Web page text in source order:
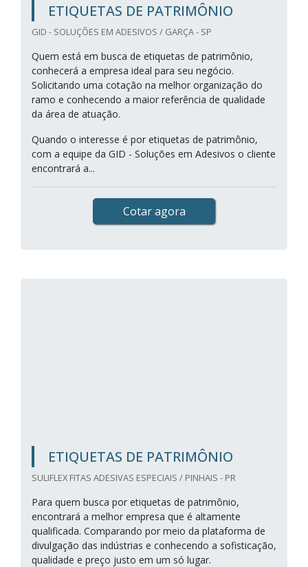
ETIQUETAS DE PATRIMÔNIO
GID - SOLUÇÕES EM ADESIVOS / GARÇA - SP
Quem está em busca de etiquetas de patrimônio,
conhecerá a empresa ideal para seu negócio.
Solicitando uma cotação na melhor organização do
ramo e conhecendo a maior referência de qualidade
da área de atuação.
Quando o interesse é por etiquetas de patrimônio,
com a equipe da GID - Soluções em Adesivos o cliente
encontrará a...
Cotar agora
ETIQUETAS DE PATRIMÔNIO
SULIFLEX FITAS ADESIVAS ESPECIAIS / PINHAIS - PR
Para quem busca por etiquetas de patrimônio,
encontrará a melhor empresa que é altamente
qualificada. Comparando por meio da plataforma de
divulgação das indústrias e conhecendo a sofisticação,
qualidade e preço justo em um só lugar.